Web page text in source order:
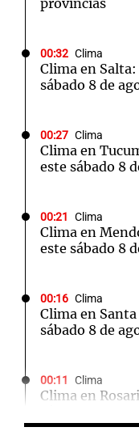
provincias
00:32 Clima
Clima en
sábado 8 de
00:27 Clima
Clima en
este sábado 8
00:21 Clima
Clima en
este sábado 8
00:16 Clima
Clima en
sábado 8 de
00:11 Clima
Clima en